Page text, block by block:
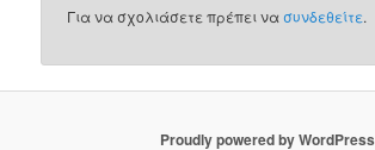
Για να σχολιάσετε πρέπει νασυνδεθείτε.
Proudly powered by WordPress